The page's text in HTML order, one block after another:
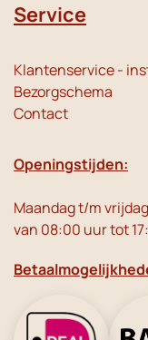
Service
Klantenservice -
Bezorgschema
Contact
Openingstijden:
Maandag t/m vrijdag
van 08:00 uur tot